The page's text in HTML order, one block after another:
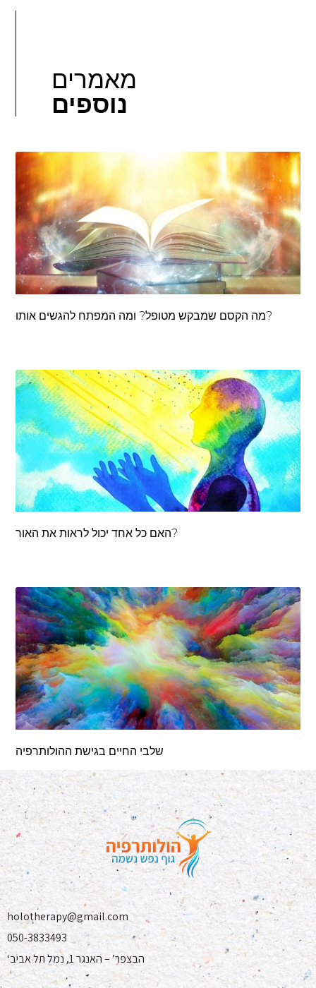
מאמרים
נוספים
מה הקסם שמבקש מטופל? ומה המפתח להגשים אותו?
האם כל אחד יכול לראות את האור?
שלבי החיים בגישת ההולותרפיה
holotherapy@gmail.com
050-3833493
‘הבצפר’ – האנגר 1, נמל תל אביב